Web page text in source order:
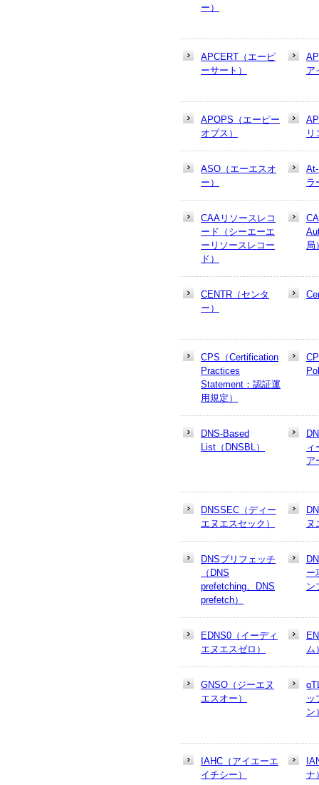
ー）
APCERT（エーピ
ーサート）
ア
APOPS（エーピー
オプス）
リ
ASO（エーエスオ
ー）
ラ
CAAリソースレコ
ード（シーエーエ
ーリソースレコー
ド）
局
CENTR（センタ
ー）
CPS（Certification
Practices
Statement：認証運
用規定）
DNS-Based
List（DNSBL）
ィ
ア
DNSSEC（ディー
エヌエスセック）
ヌ
DNSプリフェッチ
（DNS
prefetching、DNS
prefetch）
ー
ン
EDNS0（イーディ
エヌエスゼロ）
ム
GNSO（ジーエヌ
エスオー）
ッ
ン
IAHC（アイエーエ
イチシー）
ナ